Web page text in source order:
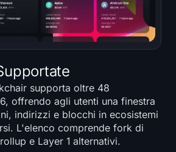
supporta oltre 48
offrendo agli utenti una finestra
indirizzi e blocchi in ecosistemi
L'elenco comprende fork di
e Layer 1 alternativi.